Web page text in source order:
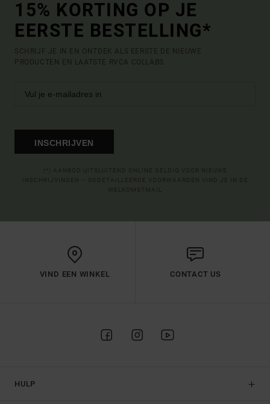
15% KORTING OP JE
EERSTE BESTELLING*
SCHRIJF JE IN EN ONTDEK ALS EERSTE DE NIEUWE
PRODUCTEN EN LAATSTE RVCA COLLABS.
INSCHRIJVEN
VIND EEN WINKEL CONTACT US
HULP